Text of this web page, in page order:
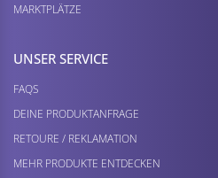
MARKTPLÄTZE
UNSER SERVICE
FAQS
DEINE PRODUKTANFRAGE
RETOURE / REKLAMATION
MEHR PRODUKTE ENTDECKEN